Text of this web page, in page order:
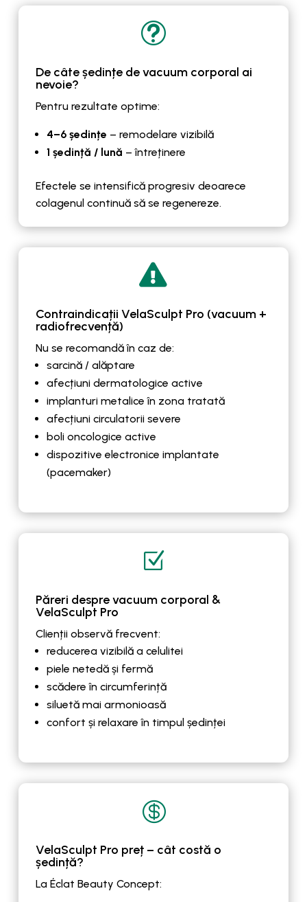
t
De câte ședințe de vacuum corporal ai
nevoie?
Pentru rezultate optime:
4–6 ședințe – remodelare vizibilă
1 ședință / lună – întreținere
Efectele se intensifică progresiv deoarece
colagenul continuă să se regenereze.

Contraindicații VelaSculpt Pro (vacuum +
radiofrecvență)
Nu se recomandă în caz de:
sarcină / alăptare
afecțiuni dermatologice active
implanturi metalice în zona tratată
afecțiuni circulatorii severe
boli oncologice active
dispozitive electronice implantate
(pacemaker)
Z
Păreri despre vacuum corporal &
VelaSculpt Pro
Clienții observă frecvent:
reducerea vizibilă a celulitei
piele netedă și fermă
scădere în circumferință
siluetă mai armonioasă
confort și relaxare în timpul ședinței

VelaSculpt Pro preț – cât costă o
ședință?
La Éclat Beauty Concept: